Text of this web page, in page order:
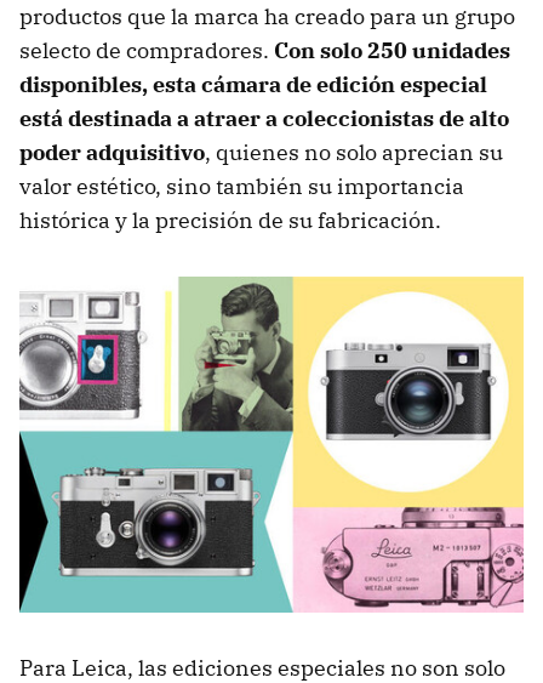
productos que la marca ha creado para un grupo
selecto de compradores. Con solo 250 unidades
disponibles, esta cámara de edición especial
está destinada a atraer a coleccionistas de alto
poder adquisitivo, quienes no solo aprecian su
valor estético, sino también su importancia
histórica y la precisión de su fabricación.
Para Leica, las ediciones especiales no son solo